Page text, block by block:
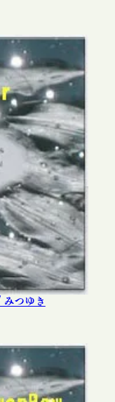
つゆき